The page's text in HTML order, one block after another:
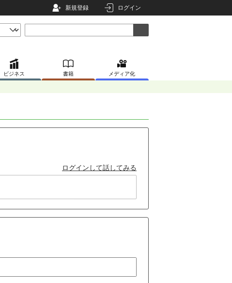
新規登録 ログイン
ビジネス 書籍 メディア化
ログインして話してみる